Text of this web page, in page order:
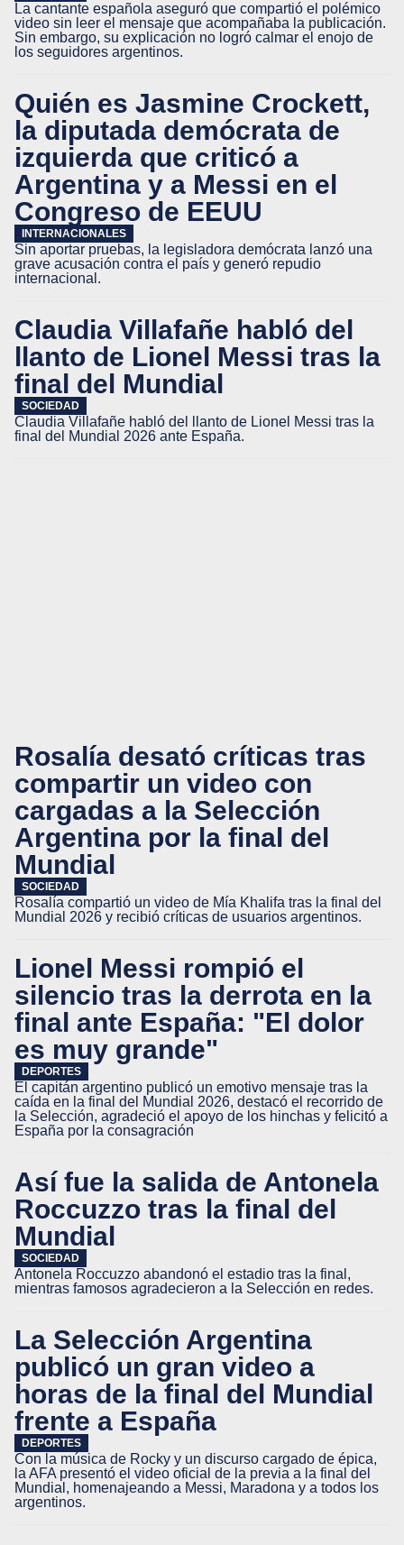
La cantante española aseguró que compartió el polémico
video sin leer el mensaje que acompañaba la publicación.
Sin embargo, su explicación no logró calmar el enojo de
los seguidores argentinos.
Quién es Jasmine Crockett,
la diputada demócrata de
izquierda que criticó a
Argentina y a Messi en el
Congreso de EEUU
INTERNACIONALES
Sin aportar pruebas, la legisladora demócrata lanzó una
grave acusación contra el país y generó repudio
internacional.
Claudia Villafañe habló del
llanto de Lionel Messi tras la
final del Mundial
SOCIEDAD
Claudia Villafañe habló del llanto de Lionel Messi tras la
final del Mundial 2026 ante España.
Rosalía desató críticas tras
compartir un video con
cargadas a la Selección
Argentina por la final del
Mundial
SOCIEDAD
Rosalía compartió un video de Mía Khalifa tras la final del
Mundial 2026 y recibió críticas de usuarios argentinos.
Lionel Messi rompió el
silencio tras la derrota en la
final ante España: "El dolor
es muy grande"
DEPORTES
El capitán argentino publicó un emotivo mensaje tras la
caída en la final del Mundial 2026, destacó el recorrido de
la Selección, agradeció el apoyo de los hinchas y felicitó a
España por la consagración
Así fue la salida de Antonela
Roccuzzo tras la final del
Mundial
SOCIEDAD
Antonela Roccuzzo abandonó el estadio tras la final,
mientras famosos agradecieron a la Selección en redes.
La Selección Argentina
publicó un gran video a
horas de la final del Mundial
frente a España
DEPORTES
Con la música de Rocky y un discurso cargado de épica,
la AFA presentó el video oficial de la previa a la final del
Mundial, homenajeando a Messi, Maradona y a todos los
argentinos.